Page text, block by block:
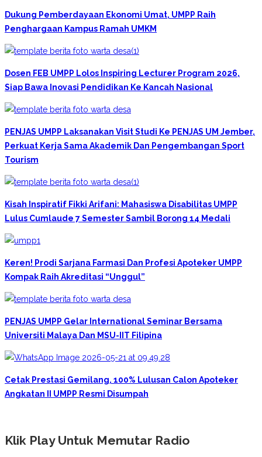
Dukung Pemberdayaan Ekonomi Umat, UMPP Raih
Penghargaan Kampus Ramah UMKM
Dosen FEB UMPP Lolos Inspiring Lecturer Program 2026,
Siap Bawa Inovasi Pendidikan Ke Kancah Nasional
PENJAS UMPP Laksanakan Visit Studi Ke PENJAS UM Jember,
Perkuat Kerja Sama Akademik Dan Pengembangan Sport
Tourism
Kisah Inspiratif Fikki Arifani: Mahasiswa Disabilitas UMPP
Lulus Cumlaude 7 Semester Sambil Borong 14 Medali
Keren! Prodi Sarjana Farmasi Dan Profesi Apoteker UMPP
Kompak Raih Akreditasi “Unggul”
PENJAS UMPP Gelar International Seminar Bersama
Universiti Malaya Dan MSU-IIT Filipina
Cetak Prestasi Gemilang, 100% Lulusan Calon Apoteker
Angkatan II UMPP Resmi Disumpah
Klik Play Untuk Memutar Radio